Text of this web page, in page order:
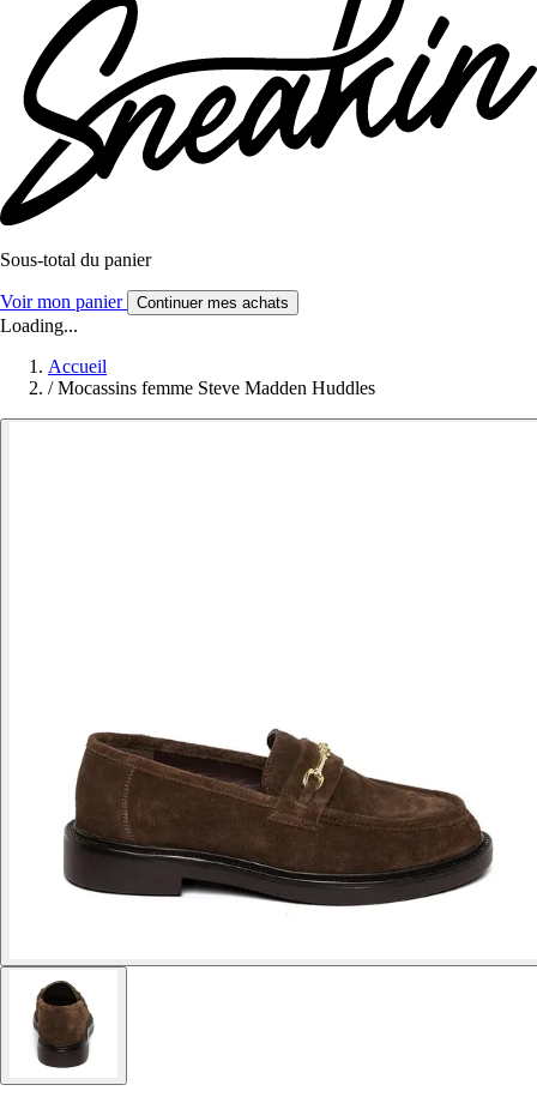
Sous-total du panier
Voir mon panier Continuer mes achats
Loading...
Accueil
/ Mocassins femme Steve Madden Huddles